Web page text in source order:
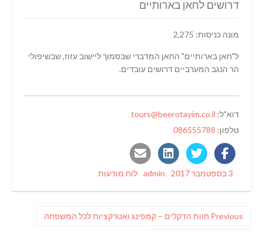
דרושים לחאן בארותיים
מונה כניסות: 2,275
ל"חאן בארותיים" החאן המדברי שבסמוך ליישוב עזוז, שבשיפולי
הר הנגב המערביים דרושים עובדים.
דוא"ל: tours@beerotayim.co.il
טלפון: 086555788
Posted
3 בספטמבר 2017 Author
admin
Categories
לוח מודעות
Previous
Previous
חוות הדקלים – קמפינג ואטרקציות לכל המשפחה